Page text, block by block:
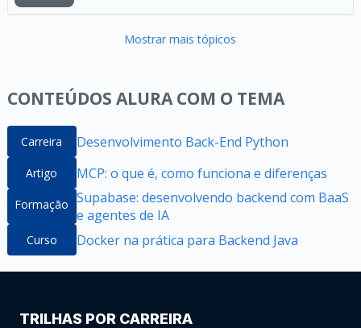
Mostrar mais tópicos
CONTEÚDOS ALURA COM O TEMA
Carreira Desenvolvimento Back-End Python
Artigo MCP: o que é, como funciona e diferenças
Formação Supabase: desenvolvendo backend com BaaS
e agentes de IA
Curso Docker na prática para Backend Java
TRILHAS POR CARREIRA